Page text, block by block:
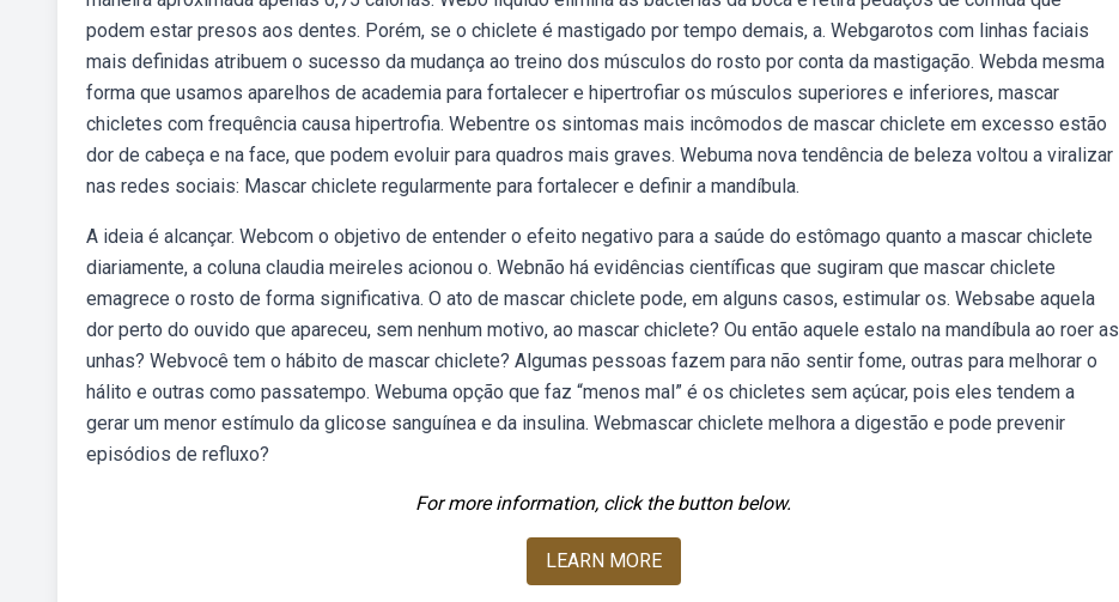
podem estar presos aos dentes. Porém, se o chiclete é mastigado por tempo demais, a. Webgarotos com linhas faciais
mais definidas atribuem o sucesso da mudança ao treino dos músculos do rosto por conta da mastigação. Webda mesma
forma que usamos aparelhos de academia para fortalecer e hipertrofiar os músculos superiores e inferiores, mascar
chicletes com frequência causa hipertrofia. Webentre os sintomas mais incômodos de mascar chiclete em excesso estão
dor de cabeça e na face, que podem evoluir para quadros mais graves. Webuma nova tendência de beleza voltou a viralizar
nas redes sociais: Mascar chiclete regularmente para fortalecer e definir a mandíbula.
A ideia é alcançar. Webcom o objetivo de entender o efeito negativo para a saúde do estômago quanto a mascar chiclete
diariamente, a coluna claudia meireles acionou o. Webnão há evidências científicas que sugiram que mascar chiclete
emagrece o rosto de forma significativa. O ato de mascar chiclete pode, em alguns casos, estimular os. Websabe aquela
dor perto do ouvido que apareceu, sem nenhum motivo, ao mascar chiclete? Ou então aquele estalo na mandíbula ao roer as
unhas? Webvocê tem o hábito de mascar chiclete? Algumas pessoas fazem para não sentir fome, outras para melhorar o
hálito e outras como passatempo. Webuma opção que faz “menos mal” é os chicletes sem açúcar, pois eles tendem a
gerar um menor estímulo da glicose sanguínea e da insulina. Webmascar chiclete melhora a digestão e pode prevenir
episódios de refluxo?
For more information, click the button below.
LEARN MORE